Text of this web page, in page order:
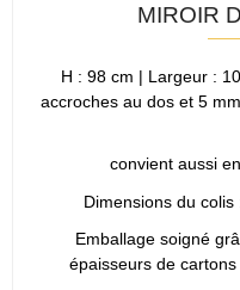
MIROIR
H : 98 cm | Largeur :
accroches au dos et 5
convient aussi en
Dimensions du colis
Emballage soigné
épaisseurs de